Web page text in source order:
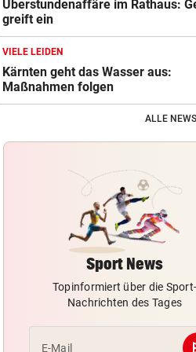
Überstundenaffäre im Rathaus:
greift ein
VIELE LEIDEN
Kärnten geht das Wasser aus:
Maßnahmen folgen
ALLE
Sport News
Topinformiert über die Sport-
Nachrichten des Tages
E-Mail